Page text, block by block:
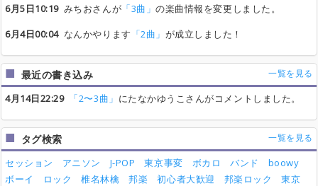
6月5日10:19みちおさんが 「3曲」の楽曲情報を変更しました。
6月4日00:04なんかやります 「2曲」 が成立しました！
最近の書き込み 一覧を見る
4月14日22:29 「2〜3曲」 にたなかゆうこさんがコメントしました。
タグ検索 一覧を見る
セッション アニソン J-POP 東京事変 ボカロ バンド
boowy
ボーイ
ロック 椎名林檎 邦楽 初心者大歓迎 邦楽ロック
東京